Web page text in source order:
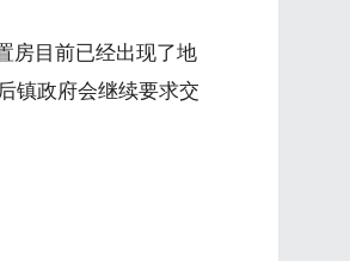
目前已经出现了地
镇政府会继续要求交